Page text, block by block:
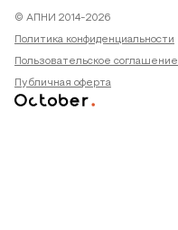
© АПНИ 2014-2026
Политика конфиденциальности
Пользовательское соглашение
Публичная оферта